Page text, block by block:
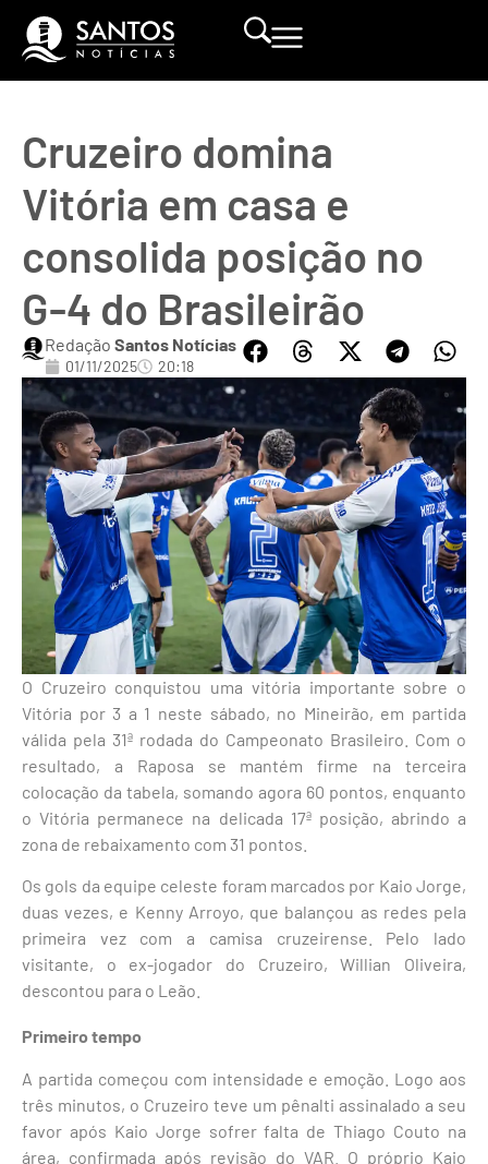
Cruzeiro domina
Vitória em casa e
consolida posição no
G-4 do Brasileirão
Redação Santos Notícias
01/11/2025 20:18
O Cruzeiro conquistou uma vitória importante sobre o
Vitória por 3 a 1 neste sábado, no Mineirão, em partida
válida pela 31ª rodada do Campeonato Brasileiro. Com o
resultado, a Raposa se mantém firme na terceira
colocação da tabela, somando agora 60 pontos, enquanto
o Vitória permanece na delicada 17ª posição, abrindo a
zona de rebaixamento com 31 pontos.
Os gols da equipe celeste foram marcados por Kaio Jorge,
duas vezes, e Kenny Arroyo, que balançou as redes pela
primeira vez com a camisa cruzeirense. Pelo lado
visitante, o ex-jogador do Cruzeiro, Willian Oliveira,
descontou para o Leão.
Primeiro tempo
A partida começou com intensidade e emoção. Logo aos
três minutos, o Cruzeiro teve um pênalti assinalado a seu
favor após Kaio Jorge sofrer falta de Thiago Couto na
área, confirmada após revisão do VAR. O próprio Kaio